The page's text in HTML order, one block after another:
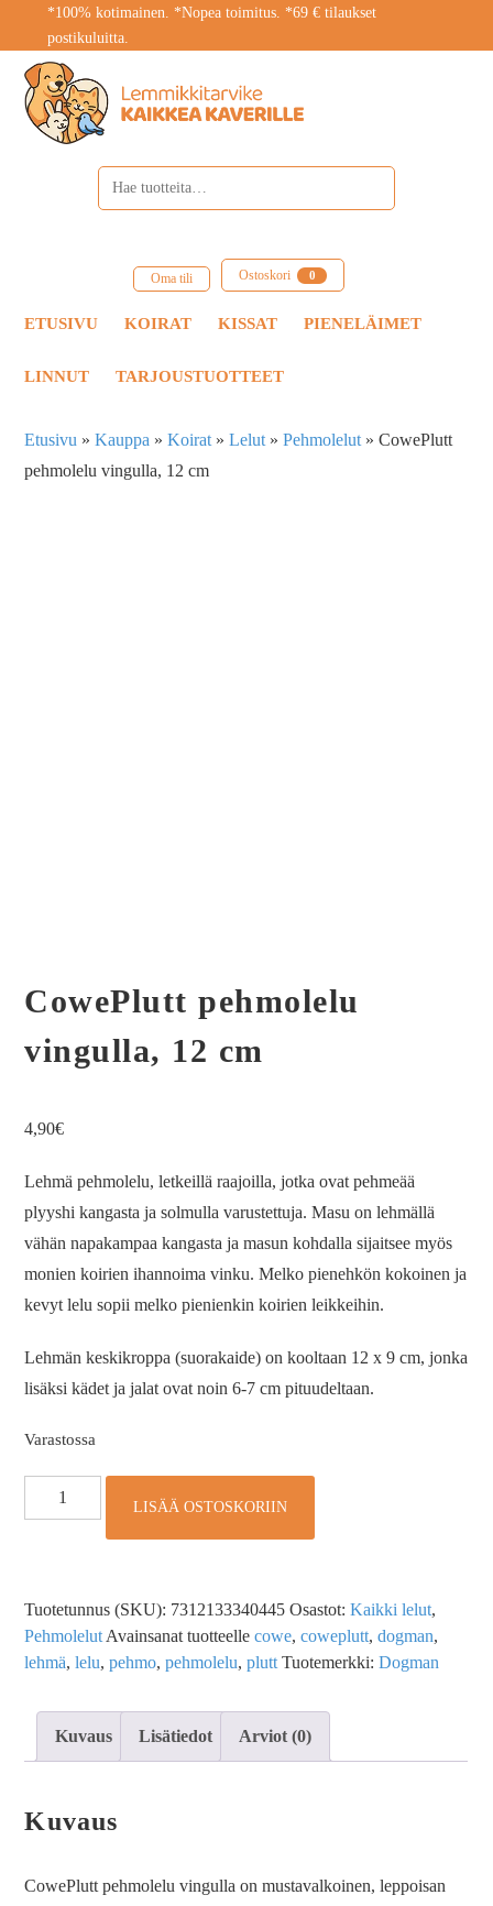
*100% kotimainen. *Nopea toimitus. *69 € tilaukset
postikuluitta.
Oma tili Ostoskori 0
ETUSIVU KOIRAT KISSAT PIENELÄIMET
LINNUT TARJOUSTUOTTEET
Etusivu »Kauppa »Koirat »Lelut »Pehmolelut »CowePlutt
pehmolelu vingulla, 12 cm
CowePlutt pehmolelu
vingulla, 12 cm
4,90€
Lehmä pehmolelu, letkeillä raajoilla, jotka ovat pehmeää
plyyshi kangasta ja solmulla varustettuja. Masu on lehmällä
vähän napakampaa kangasta ja masun kohdalla sijaitsee myös
monien koirien ihannoima vinku. Melko pienehkön kokoinen ja
kevyt lelu sopii melko pienienkin koirien leikkeihin.
Lehmän keskikroppa (suorakaide) on kooltaan 12 x 9 cm, jonka
lisäksi kädet ja jalat ovat noin 6-7 cm pituudeltaan.
Varastossa
LISÄÄ OSTOSKORIIN
Tuotetunnus (SKU): 7312133340445 Osastot:Kaikki lelut,
Pehmolelut Avainsanat tuotteellecowe,coweplutt,dogman,
lehmä,lelu,pehmo,pehmolelu,plutt Tuotemerkki:Dogman
Kuvaus Lisätiedot Arviot (0)
Kuvaus
CowePlutt pehmolelu vingulla on mustavalkoinen, leppoisan